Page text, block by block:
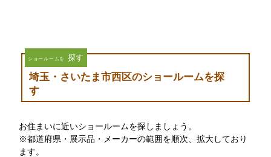
ショールームを 探す
埼玉・さいたま市西区のショールームを探
す
お住まいに近いショールームを探しましょう。
※都道府県・展示品・メーカーの範囲を順次、拡大しており
ます。